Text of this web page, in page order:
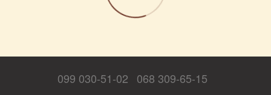
099 030-51-02 068 309-65-15